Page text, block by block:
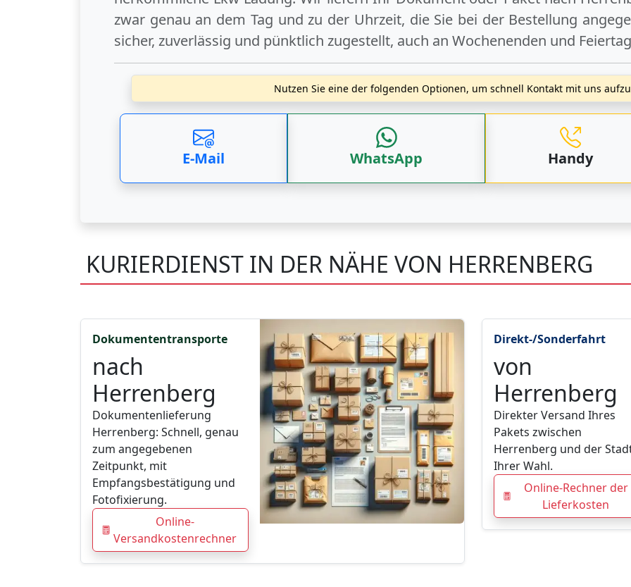
zwar genau an dem Tag und zu der Uhrzeit, die Sie bei der Bestellung
sicher, zuverlässig und pünktlich zugestellt, auch an Wochenenden und
Nutzen Sie eine der folgenden Optionen, um schnell Kontakt mit uns
E-Mail WhatsApp Handy
KURIERDIENST IN DER NÄHE VON HERRENBERG
Direkt-/Sonderfahrt
von
Herrenberg
Direkter Versand Ihres
Pakets zwischen
Herrenberg und der
Ihrer Wahl.
Online-Rechner der
Lieferkosten
Dokumententransporte
nach
Herrenberg
Dokumentenlieferung
Herrenberg: Schnell, genau
zum angegebenen
Zeitpunkt, mit
Empfangsbestätigung und
Fotofixierung.
Online-
Versandkostenrechner